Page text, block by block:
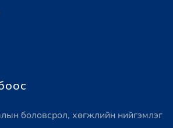
боловсрол, хөгжлийн нийгэмлэг